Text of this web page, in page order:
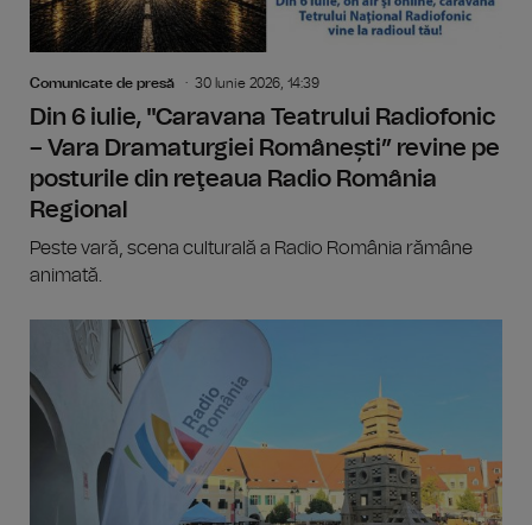
Comunicate de presă 30 Iunie 2026, 14:39
Din 6 iulie, "Caravana Teatrului Radiofonic
– Vara Dramaturgiei Românești” revine pe
posturile din reţeaua Radio România
Regional
Peste vară, scena culturală a Radio România rămâne
animată.